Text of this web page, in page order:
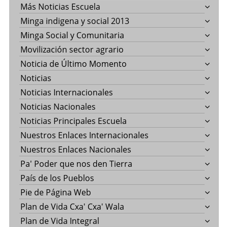
Más Noticias Escuela
Minga indigena y social 2013
Minga Social y Comunitaria
Movilización sector agrario
Noticia de Último Momento
Noticias
Noticias Internacionales
Noticias Nacionales
Noticias Principales Escuela
Nuestros Enlaces Internacionales
Nuestros Enlaces Nacionales
Pa' Poder que nos den Tierra
País de los Pueblos
Pie de Página Web
Plan de Vida Cxa' Cxa' Wala
Plan de Vida Integral